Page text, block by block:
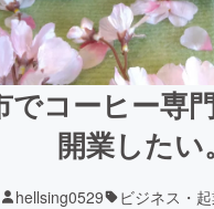
でコーヒー専
開業したい。
hellsing0529 ビジネス・